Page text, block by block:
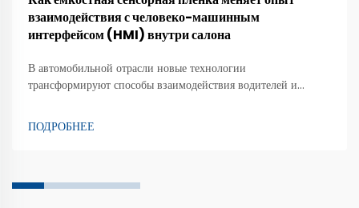
взаимодействия с человеко-машинным
интерфейсом (HMI) внутри салона
В автомобильной отрасли новые технологии
трансформируют способы взаимодействия водителей и
сенсорная плёнка. Эта плёнка используется на приборных
прикосновением к поверхности...
ПОДРОБНЕЕ